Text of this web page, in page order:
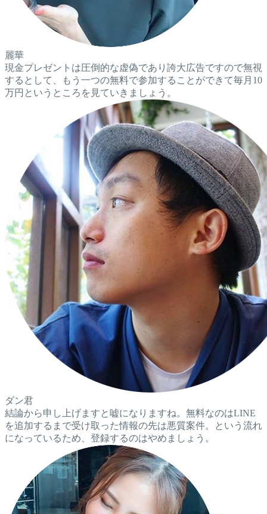
麗華
現金プレゼントは圧倒的な虚偽であり誇大広告ですので無視
するとして、もう一つの無料で参加することができて毎月10
万円というところを見ていきましょう。
ダン君
結論から申し上げますと嘘になりますね。無料なのはLINE
を追加するまで受け取った情報の先は悪質案件。という流れ
になっているため、登録するのはやめましょう。